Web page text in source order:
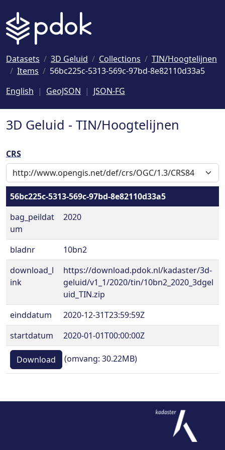
Datasets 3D Geluid Collections
TIN/Hoogtelijnen
Items
56bc225c-5313-569c-97bd-8e82110d33a5
English
GeoJSON JSON-FG
3D Geluid - TIN/Hoogtelijnen
CRS
56bc225c-5313-569c-97bd-8e82110d33a5
bag_peildat
um
2020
bladnr
10bn2
download_l
ink
https://download.pdok.nl/kadaster/3d-
geluid/v1_1/2020/tin/10bn2_2020_3dgel
uid_TIN.zip
einddatum
2020-12-31T23:59:59Z
startdatum
2020-01-01T00:00:00Z
Download (omvang: 30.22MB)